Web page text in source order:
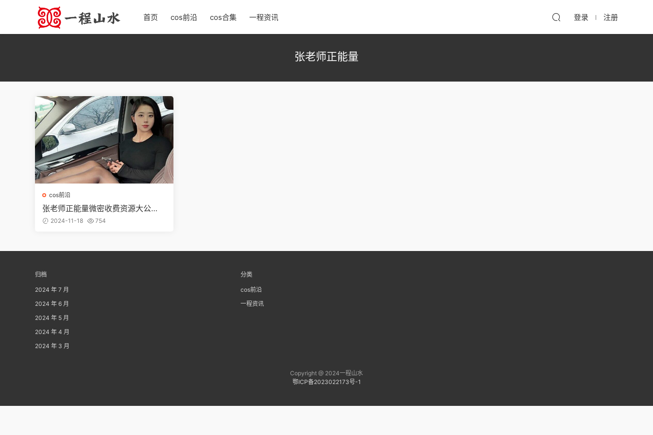
首页 cos前沿 cos合集 一程资讯 登录 注册
张老师正能量
cos前沿
张老师正能量微密收费资源大公
开，不能错过的精品
2024-11-18 754
归档
2024 年 7 月
2024 年 6 月
2024 年 5 月
2024 年 4 月
2024 年 3 月
分类
cos前沿
一程资讯
Copyright @ 2024一程山水
鄂ICP备2023022173号-1